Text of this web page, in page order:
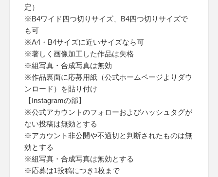
定）
※B4ワイド四つ切りサイズ、B4四つ切りサイズで
も可
※A4・B4サイズに近いサイズなら可
※著しく画像加工した作品は失格
※組写真・合成写真は無効
※作品裏面に応募用紙（公式ホームページよりダウ
ンロード）を貼り付け
【Instagramの部】
※公式アカウントのフォローおよびハッシュタグが
ない投稿は無効とする
※アカウント非公開や不適切と判断されたものは無
効とする
※組写真・合成写真は無効とする
※応募は1投稿につき1枚まで